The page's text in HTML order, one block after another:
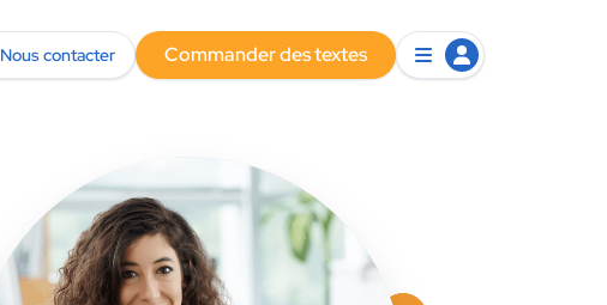
Nous contacter Commander des textes